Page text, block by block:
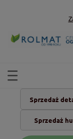
Sprzedaż
Sprzedaż